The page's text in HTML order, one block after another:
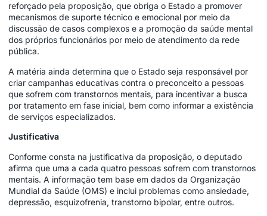
reforçado pela proposição, que obriga o Estado a promover
mecanismos de suporte técnico e emocional por meio da
discussão de casos complexos e a promoção da saúde mental
dos próprios funcionários por meio de atendimento da rede
pública.
A matéria ainda determina que o Estado seja responsável por
criar campanhas educativas contra o preconceito a pessoas
que sofrem com transtornos mentais, para incentivar a busca
por tratamento em fase inicial, bem como informar a existência
de serviços especializados.
Justificativa
Conforme consta na justificativa da proposição, o deputado
afirma que uma a cada quatro pessoas sofrem com transtornos
mentais. A informação tem base em dados da Organização
Mundial da Saúde (OMS) e inclui problemas como ansiedade,
depressão, esquizofrenia, transtorno bipolar, entre outros.